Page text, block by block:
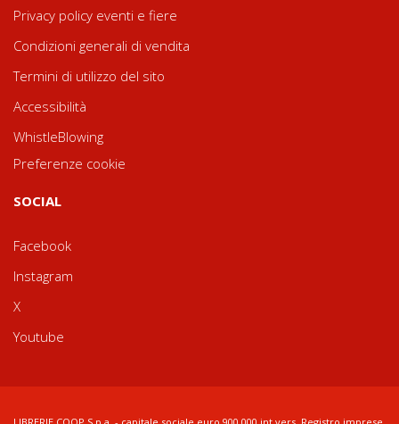
Privacy policy eventi e fiere
Condizioni generali di vendita
Termini di utilizzo del sito
Accessibilità
WhistleBlowing
Preferenze cookie
SOCIAL
Facebook
Instagram
X
Youtube